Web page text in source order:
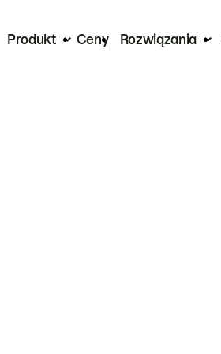
Produkt Ceny Rozwiązania